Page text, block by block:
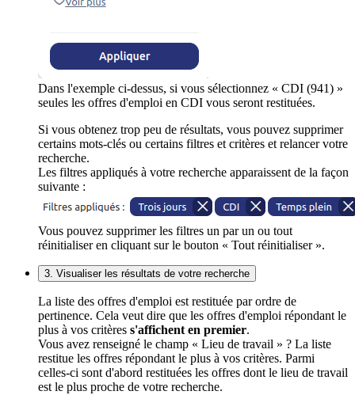
Dans l'exemple ci-dessus, si vous sélectionnez « CDI (941) »
seules les offres d'emploi en CDI vous seront restituées.
Si vous obtenez trop peu de résultats, vous pouvez supprimer
certains mots-clés ou certains filtres et critères et relancer votre
recherche.
Les filtres appliqués à votre recherche apparaissent de la façon
suivante :
Vous pouvez supprimer les filtres un par un ou tout
réinitialiser en cliquant sur le bouton « Tout réinitialiser ».
3. Visualiser les résultats de votre recherche
La liste des offres d'emploi est restituée par ordre de
pertinence. Cela veut dire que les offres d'emploi répondant le
plus à vos critères s'affichent en premier.
Vous avez renseigné le champ « Lieu de travail » ? La liste
restitue les offres répondant le plus à vos critères. Parmi
celles-ci sont d'abord restituées les offres dont le lieu de travail
est le plus proche de votre recherche.